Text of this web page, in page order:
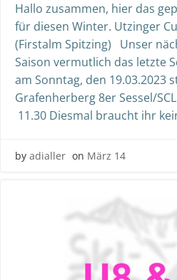
Hallo zusammen, hier das
für diesen Winter. Utzinger
(Firstalm Spitzing) Unser
Saison vermutlich das letzte
am Sonntag, den 19.03.2023
Grafenherberg 8er Sessel/
11.30 Diesmal braucht ihr
by adialler on März 14